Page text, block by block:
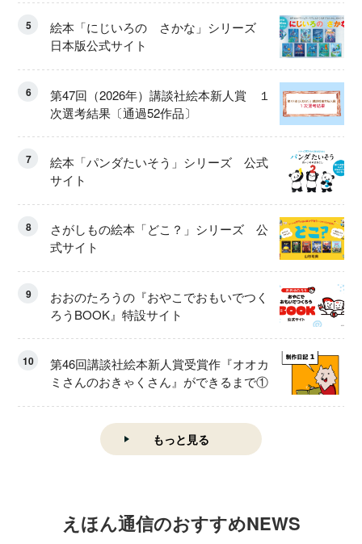
5
絵本「にじいろの さかな」シリーズ
日本版公式サイト
6
第47回（2026年）講談社絵本新人賞 １
次選考結果〔通過52作品〕
7
絵本「パンダたいそう」シリーズ 公式
サイト
8
さがしもの絵本「どこ？」シリーズ 公
式サイト
9
おおのたろうの『おやこでおもいでつく
ろうBOOK』特設サイト
10
第46回講談社絵本新人賞受賞作『オオカ
ミさんのおきゃくさん』ができるまで①
もっと見る
えほん通信のおすすめNEWS